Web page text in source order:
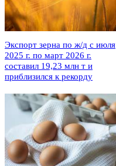
Экспорт зерна по ж/д с июля
2025 г. по март 2026 г.
составил 19,23 млн т и
приблизился к рекорду